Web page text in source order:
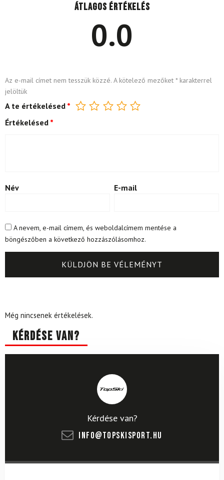
Átlagos értékelés
0.0
Az e-mail címet nem tesszük közzé. A kötelező mezőket *karakterrel
jelöltük
A te értékelésed *
Értékelésed *
Név E-mail
A nevem, e-mail címem, és weboldalcímem mentése a
böngészőben a következő hozzászólásomhoz.
Még nincsenek értékelések.
Kérdése van?
Kérdése van?
info@topskisport.hu